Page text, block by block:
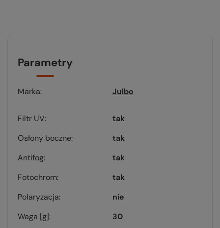
Parametry
Marka Julbo
Filtr UV
tak
Osłony boczne
tak
Antifog
tak
Fotochrom
tak
Polaryzacja
nie
Waga [g]
30